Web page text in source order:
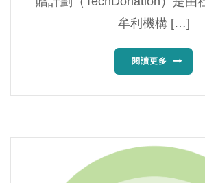
牟利機構 […]
閱讀更多